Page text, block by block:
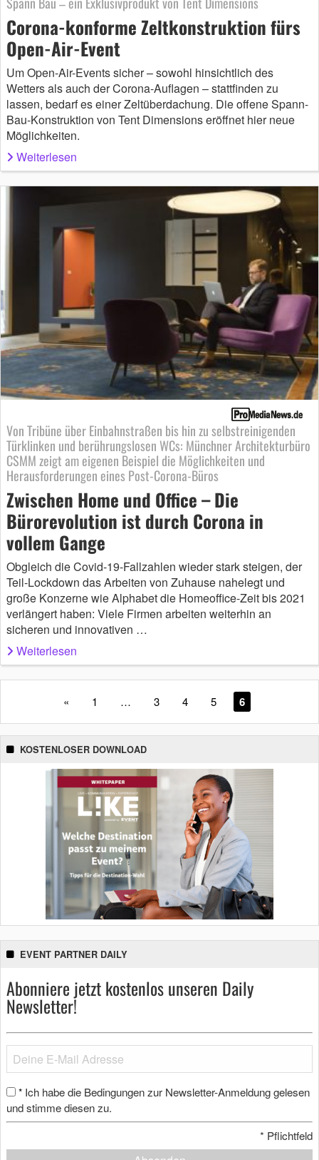
Corona-konforme Zeltkonstruktion fürs
Open-Air-Event
Um Open-Air-Events sicher – sowohl hinsichtlich des
Wetters als auch der Corona-Auflagen – stattfinden zu
lassen, bedarf es einer Zeltüberdachung. Die offene Spann-
Bau-Konstruktion von Tent Dimensions eröffnet hier neue
Möglichkeiten.
Weiterlesen
Von Tribüne über Einbahnstraßen bis hin zu selbstreinigenden
Türklinken und berührungslosen WCs: Münchner Architekturbüro
CSMM zeigt am eigenen Beispiel die Möglichkeiten und
Herausforderungen eines Post-Corona-Büros
Zwischen Home und Office – Die
Bürorevolution ist durch Corona in
vollem Gange
Obgleich die Covid-19-Fallzahlen wieder stark steigen, der
Teil-Lockdown das Arbeiten von Zuhause nahelegt und
große Konzerne wie Alphabet die Homeoffice-Zeit bis 2021
verlängert haben: Viele Firmen arbeiten weiterhin an
sicheren und innovativen …
Weiterlesen
« 1 … 3 4 5 6
KOSTENLOSER DOWNLOAD
EVENT PARTNER DAILY
Abonniere jetzt kostenlos unseren Daily
Newsletter!
* Ich habe die Bedingungen zur Newsletter-Anmeldung gelesen
und stimme diesen zu.
* Pflichtfeld